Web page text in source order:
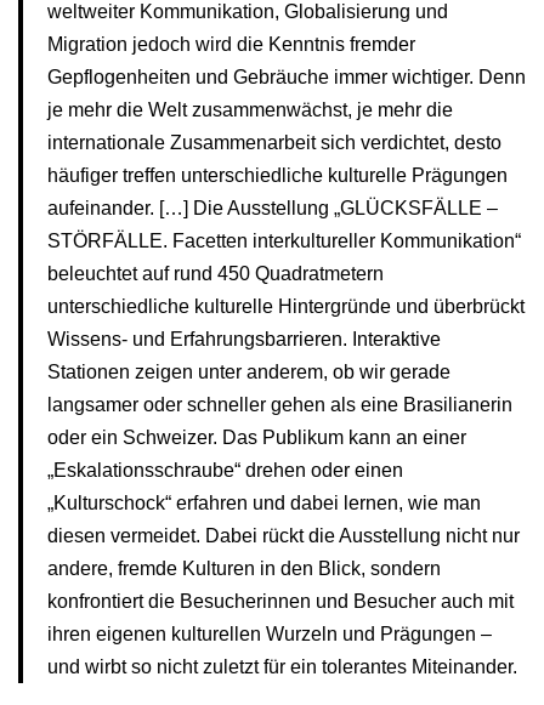
weltweiter Kommunikation, Globalisierung und
Migration jedoch wird die Kenntnis fremder
Gepflogenheiten und Gebräuche immer wichtiger. Denn
je mehr die Welt zusammenwächst, je mehr die
internationale Zusammenarbeit sich verdichtet, desto
häufiger treffen unterschiedliche kulturelle Prägungen
aufeinander. […] Die Ausstellung „GLÜCKSFÄLLE –
STÖRFÄLLE. Facetten interkultureller Kommunikation“
beleuchtet auf rund 450 Quadratmetern
unterschiedliche kulturelle Hintergründe und überbrückt
Wissens- und Erfahrungsbarrieren. Interaktive
Stationen zeigen unter anderem, ob wir gerade
langsamer oder schneller gehen als eine Brasilianerin
oder ein Schweizer. Das Publikum kann an einer
„Eskalationsschraube“ drehen oder einen
„Kulturschock“ erfahren und dabei lernen, wie man
diesen vermeidet. Dabei rückt die Ausstellung nicht nur
andere, fremde Kulturen in den Blick, sondern
konfrontiert die Besucherinnen und Besucher auch mit
ihren eigenen kulturellen Wurzeln und Prägungen –
und wirbt so nicht zuletzt für ein tolerantes Miteinander.